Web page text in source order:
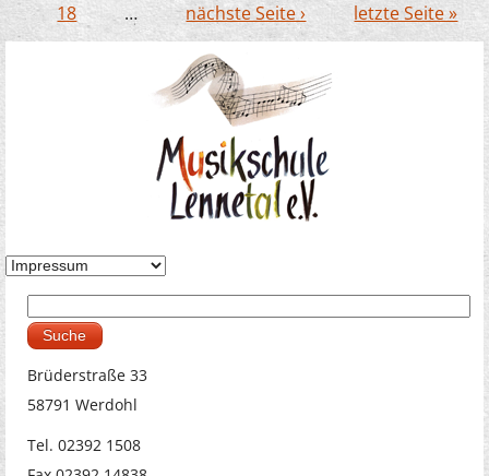
18
… nächste Seite › letzte Seite »
Suchformular
Brüderstraße 33
58791 Werdohl
Tel. 02392 1508